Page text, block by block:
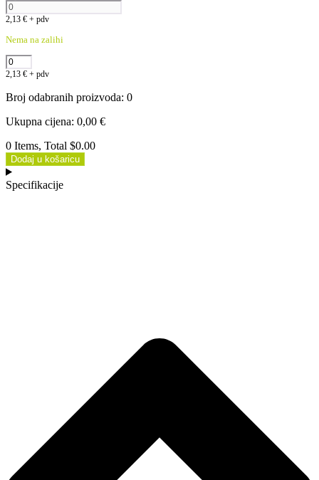
2,13 € + pdv
Nema na zalihi
2,13 € + pdv
Broj odabranih proizvoda: 0
Ukupna cijena: 0,00 €
0 Items, Total $0.00
Dodaj u košaricu
Specifikacije